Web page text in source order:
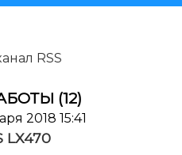
RSS
(12)
2018 15:41
LX470